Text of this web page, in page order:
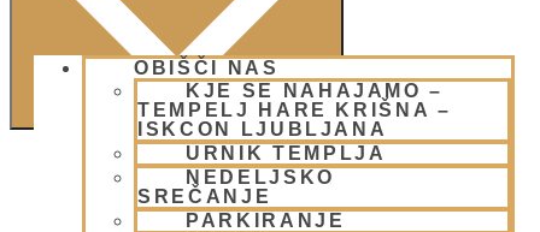
OBIŠČI NAS
KJE SE NAHAJAMO –
TEMPELJ HARE KRIŠNA –
ISKCON LJUBLJANA
URNIK TEMPLJA
NEDELJSKO
SREČANJE
PARKIRANJE